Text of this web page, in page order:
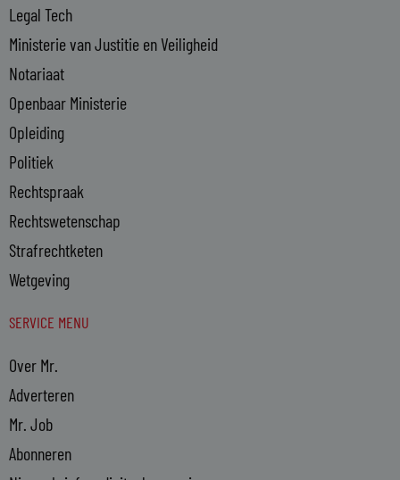
Legal Tech
Ministerie van Justitie en Veiligheid
Notariaat
Openbaar Ministerie
Opleiding
Politiek
Rechtspraak
Rechtswetenschap
Strafrechtketen
Wetgeving
SERVICE MENU
Over Mr.
Adverteren
Mr. Job
Abonneren